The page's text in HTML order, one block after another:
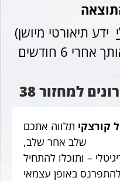
(ידע תיאורטי מיושן
למחזור 38
קורצקי תלווה אתכם
שלב אחר שלב,
– ותוכלו להתחיל
להתפרנס באופן עצמאי